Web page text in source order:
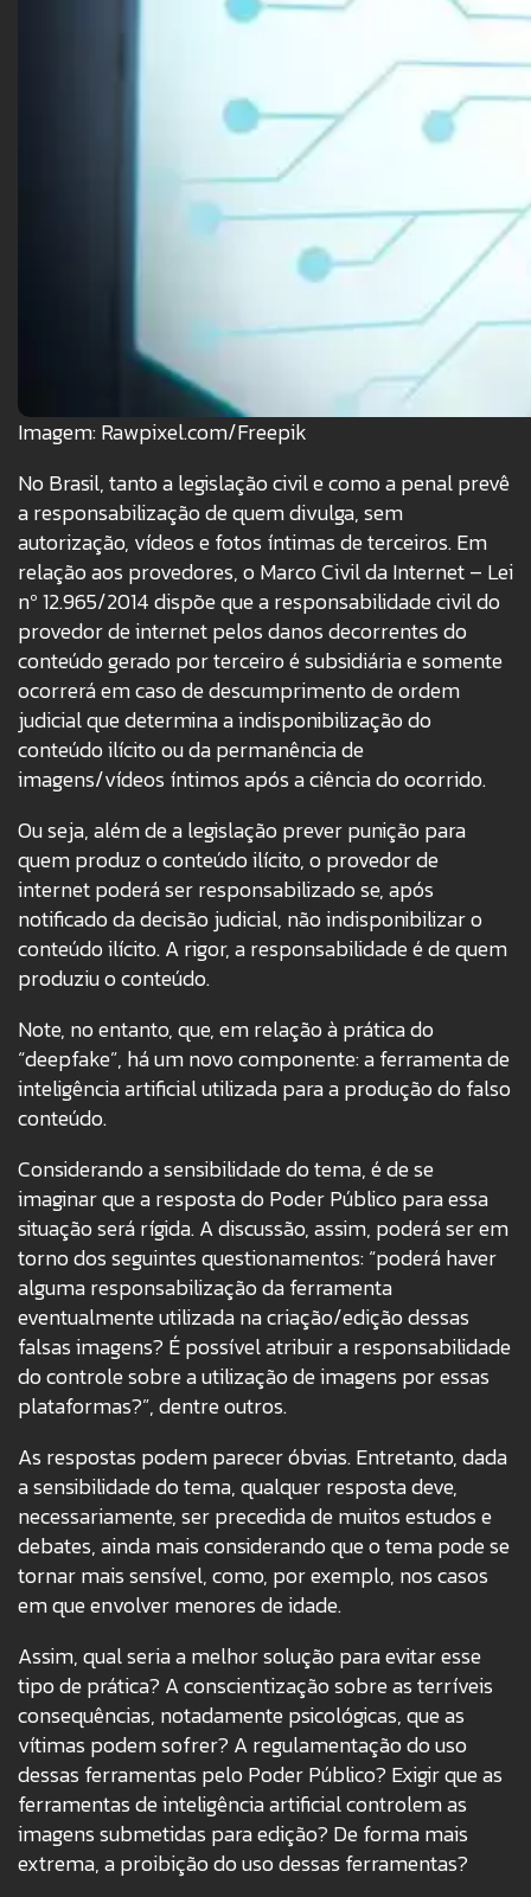
Imagem: Rawpixel.com/Freepik
No Brasil, tanto a legislação civil e como a penal prevê
a responsabilização de quem divulga, sem
autorização, vídeos e fotos íntimas de terceiros. Em
relação aos provedores, o Marco Civil da Internet – Lei
nº 12.965/2014 dispõe que a responsabilidade civil do
provedor de internet pelos danos decorrentes do
conteúdo gerado por terceiro é subsidiária e somente
ocorrerá em caso de descumprimento de ordem
judicial que determina a indisponibilização do
conteúdo ilícito ou da permanência de
imagens/vídeos íntimos após a ciência do ocorrido.
Ou seja, além de a legislação prever punição para
quem produz o conteúdo ilícito, o provedor de
internet poderá ser responsabilizado se, após
notificado da decisão judicial, não indisponibilizar o
conteúdo ilícito. A rigor, a responsabilidade é de quem
produziu o conteúdo.
Note, no entanto, que, em relação à prática do
“deepfake”, há um novo componente: a ferramenta de
inteligência artificial utilizada para a produção do falso
conteúdo.
Considerando a sensibilidade do tema, é de se
imaginar que a resposta do Poder Público para essa
situação será rígida. A discussão, assim, poderá ser em
torno dos seguintes questionamentos: “poderá haver
alguma responsabilização da ferramenta
eventualmente utilizada na criação/edição dessas
falsas imagens? É possível atribuir a responsabilidade
do controle sobre a utilização de imagens por essas
plataformas?”, dentre outros.
As respostas podem parecer óbvias. Entretanto, dada
a sensibilidade do tema, qualquer resposta deve,
necessariamente, ser precedida de muitos estudos e
debates, ainda mais considerando que o tema pode se
tornar mais sensível, como, por exemplo, nos casos
em que envolver menores de idade.
Assim, qual seria a melhor solução para evitar esse
tipo de prática? A conscientização sobre as terríveis
consequências, notadamente psicológicas, que as
vítimas podem sofrer? A regulamentação do uso
dessas ferramentas pelo Poder Público? Exigir que as
ferramentas de inteligência artificial controlem as
imagens submetidas para edição? De forma mais
extrema, a proibição do uso dessas ferramentas?